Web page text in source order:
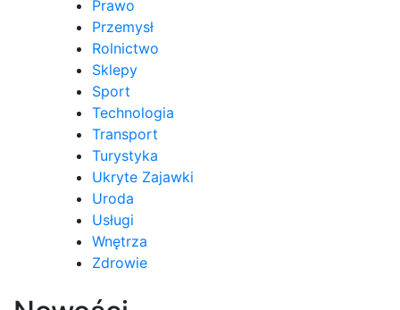
Prawo
Przemysł
Rolnictwo
Sklepy
Sport
Technologia
Transport
Turystyka
Ukryte Zajawki
Uroda
Usługi
Wnętrza
Zdrowie